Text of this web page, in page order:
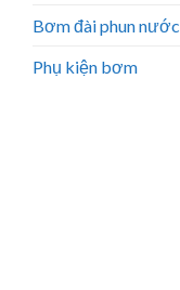
Bơm đài phun nước
Phụ kiện bơm